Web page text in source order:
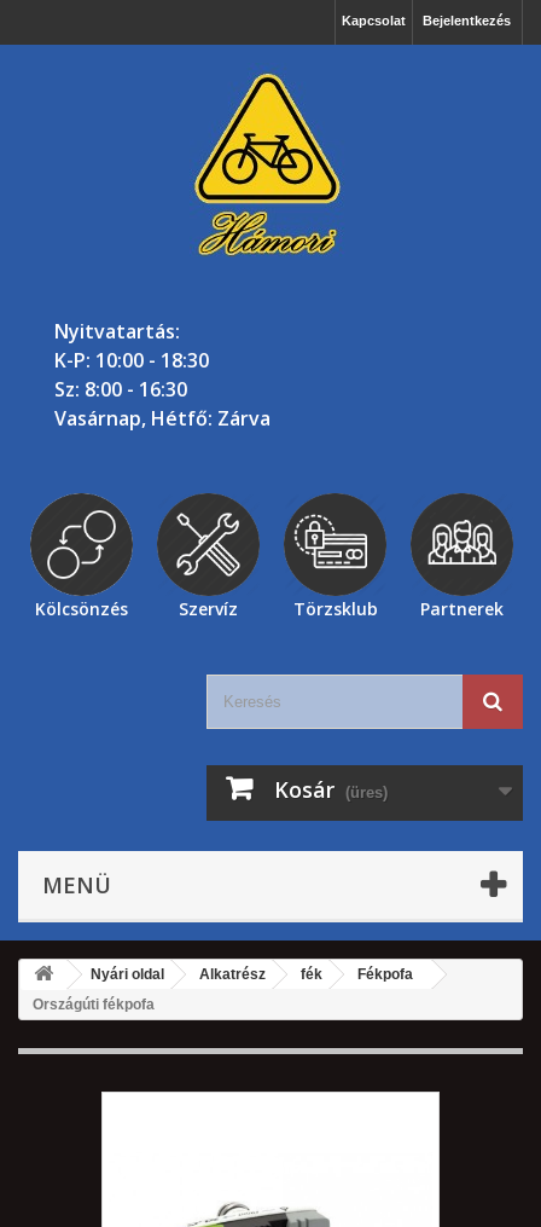
Bejelentkezés
Kapcsolat
Nyitvatartás:
K-P: 10:00 - 18:30
Sz: 8:00 - 16:30
Vasárnap, Hétfő: Zárva
Kölcsönzés Szervíz Törzsklub Partnerek
Kosár (üres)
MENÜ
Nyári oldal Alkatrész fék
Fékpofa
Országúti fékpofa